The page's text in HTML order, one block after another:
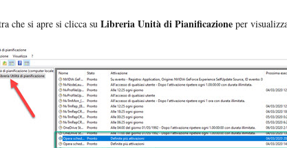
che si apre si clicca su Libreria Unità di Pianificazione per